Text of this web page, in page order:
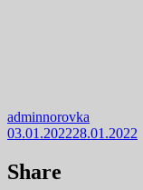
adminnorovka
03.01.202228.01.2022
Share